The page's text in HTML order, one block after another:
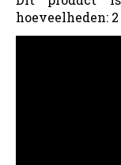
hoeveelheden: 2